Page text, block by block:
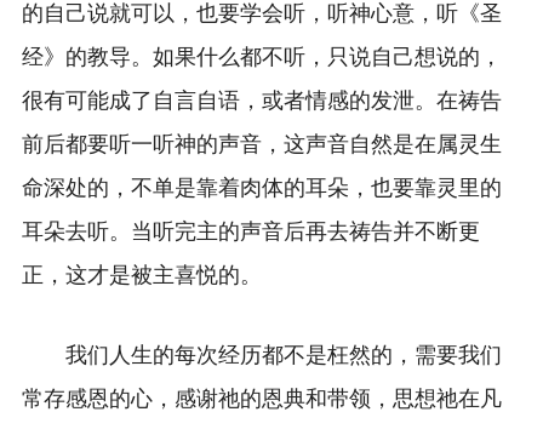
的自己说就可以，也要学会听，听神心意，听《圣
经》的教导。如果什么都不听，只说自己想说的，
很有可能成了自言自语，或者情感的发泄。在祷告
前后都要听一听神的声音，这声音自然是在属灵生
命深处的，不单是靠着肉体的耳朵，也要靠灵里的
耳朵去听。当听完主的声音后再去祷告并不断更
正，这才是被主喜悦的。
我们人生的每次经历都不是枉然的，需要我们
常存感恩的心，感谢祂的恩典和带领，思想祂在凡